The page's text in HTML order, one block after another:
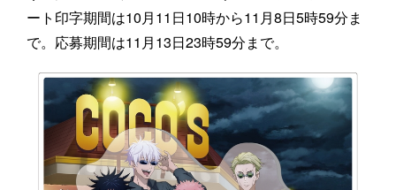
ート印字期間は10月11日10時から11月8日5時59分ま
で。応募期間は11月13日23時59分まで。